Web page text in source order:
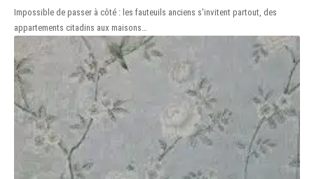
Impossible de passer à côté : les fauteuils anciens s'invitent partout, des
appartements citadins aux maisons